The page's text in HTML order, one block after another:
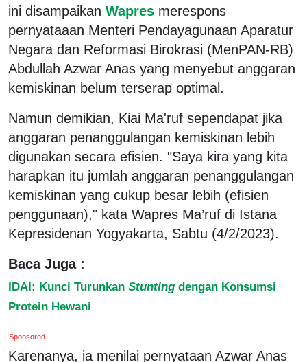
ini disampaikan Wapres merespons
pernyataaan Menteri Pendayagunaan Aparatur
Negara dan Reformasi Birokrasi (MenPAN-RB)
Abdullah Azwar Anas yang menyebut anggaran
kemiskinan belum terserap optimal.
Namun demikian, Kiai Ma'ruf sependapat jika
anggaran penanggulangan kemiskinan lebih
digunakan secara efisien. "Saya kira yang kita
harapkan itu jumlah anggaran penanggulangan
kemiskinan yang cukup besar lebih (efisien
penggunaan)," kata Wapres Ma’ruf di Istana
Kepresidenan Yogyakarta, Sabtu (4/2/2023).
Baca Juga :
IDAI: Kunci Turunkan Stunting dengan Konsumsi
Protein Hewani
Sponsored
Karenanya, ia menilai pernyataan Azwar Anas